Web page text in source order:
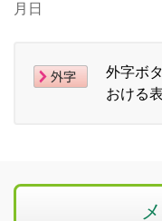
月日
外字ボ
おける